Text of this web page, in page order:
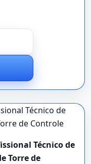
Técnico de
Torre de